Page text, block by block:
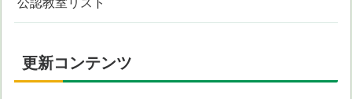
公認教室リスト
更新コンテンツ